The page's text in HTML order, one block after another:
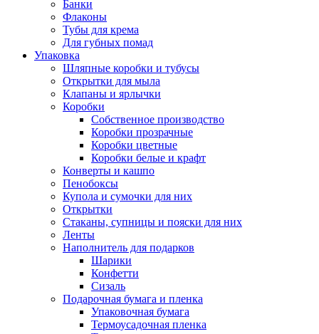
Банки
Флаконы
Тубы для крема
Для губных помад
Упаковка
Шляпные коробки и тубусы
Открытки для мыла
Клапаны и ярлычки
Коробки
Собственное производство
Коробки прозрачные
Коробки цветные
Коробки белые и крафт
Конверты и кашпо
Пенобоксы
Купола и сумочки для них
Открытки
Стаканы, супницы и пояски для них
Ленты
Наполнитель для подарков
Шарики
Конфетти
Сизаль
Подарочная бумага и пленка
Упаковочная бумага
Термоусадочная пленка